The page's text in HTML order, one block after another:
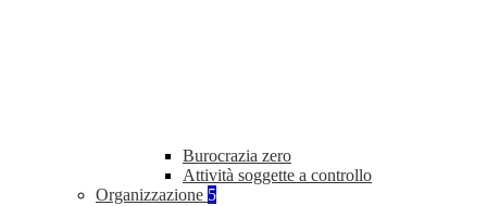
Burocrazia zero
Attività soggette a controllo
Organizzazione 5